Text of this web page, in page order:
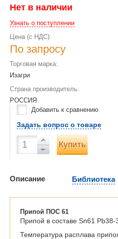
Нет в наличии
Узнать о поступлении
Цена (с НДС):
По запросу
Торговая марка:
Изагри
Страна производитель:
РОССИЯ
Добавить к сравнению
Задать вопрос о товаре
Купить
Описание Библиотека
Припой ПОС 61
Припой в составе Sn61 Pb38-
Температура расплава